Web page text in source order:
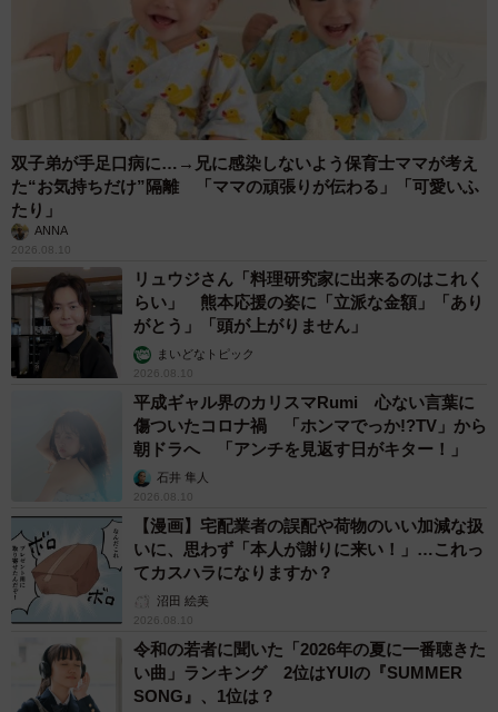
双子弟が手足口病に…→兄に感染しないよう保育士ママが考え
た“お気持ちだけ”隔離 「ママの頑張りが伝わる」「可愛いふ
たり」
ANNA
2026.08.10
リュウジさん「料理研究家に出来るのはこれく
らい」 熊本応援の姿に「立派な金額」「あり
がとう」「頭が上がりません」
まいどなトピック
2026.08.10
平成ギャル界のカリスマRumi 心ない言葉に
傷ついたコロナ禍 「ホンマでっか!?TV」から
朝ドラへ 「アンチを見返す日がキター！」
石井 隼人
2026.08.10
【漫画】宅配業者の誤配や荷物のいい加減な扱
いに、思わず「本人が謝りに来い！」…これっ
てカスハラになりますか？
沼田 絵美
2026.08.10
令和の若者に聞いた「2026年の夏に一番聴きた
い曲」ランキング 2位はYUIの『SUMMER
SONG』、1位は？